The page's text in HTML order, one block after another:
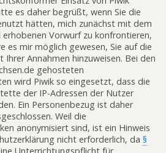
es daher begrüßt, wenn Sie die
hätten, mich zunächst mit dem
erhobenen Vorwurf zu konfrontieren,
es mir möglich gewesen, Sie auf die
Ihrer Annahmen hinzuweisen. Bei den
gehosteten
wird Piwik so eingesetzt, dass die
der IP-Adressen der Nutzer
Ein Personenbezug ist daher
Weil die
anonymisiert sind, ist ein Hinweis
nicht erforderlich, da §